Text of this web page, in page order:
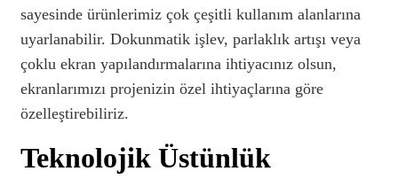
sayesinde ürünlerimiz çok çeşitli kullanım alanlarına
uyarlanabilir. Dokunmatik işlev, parlaklık artışı veya
çoklu ekran yapılandırmalarına ihtiyacınız olsun,
ekranlarımızı projenizin özel ihtiyaçlarına göre
özelleştirebiliriz.
Teknolojik Üstünlük